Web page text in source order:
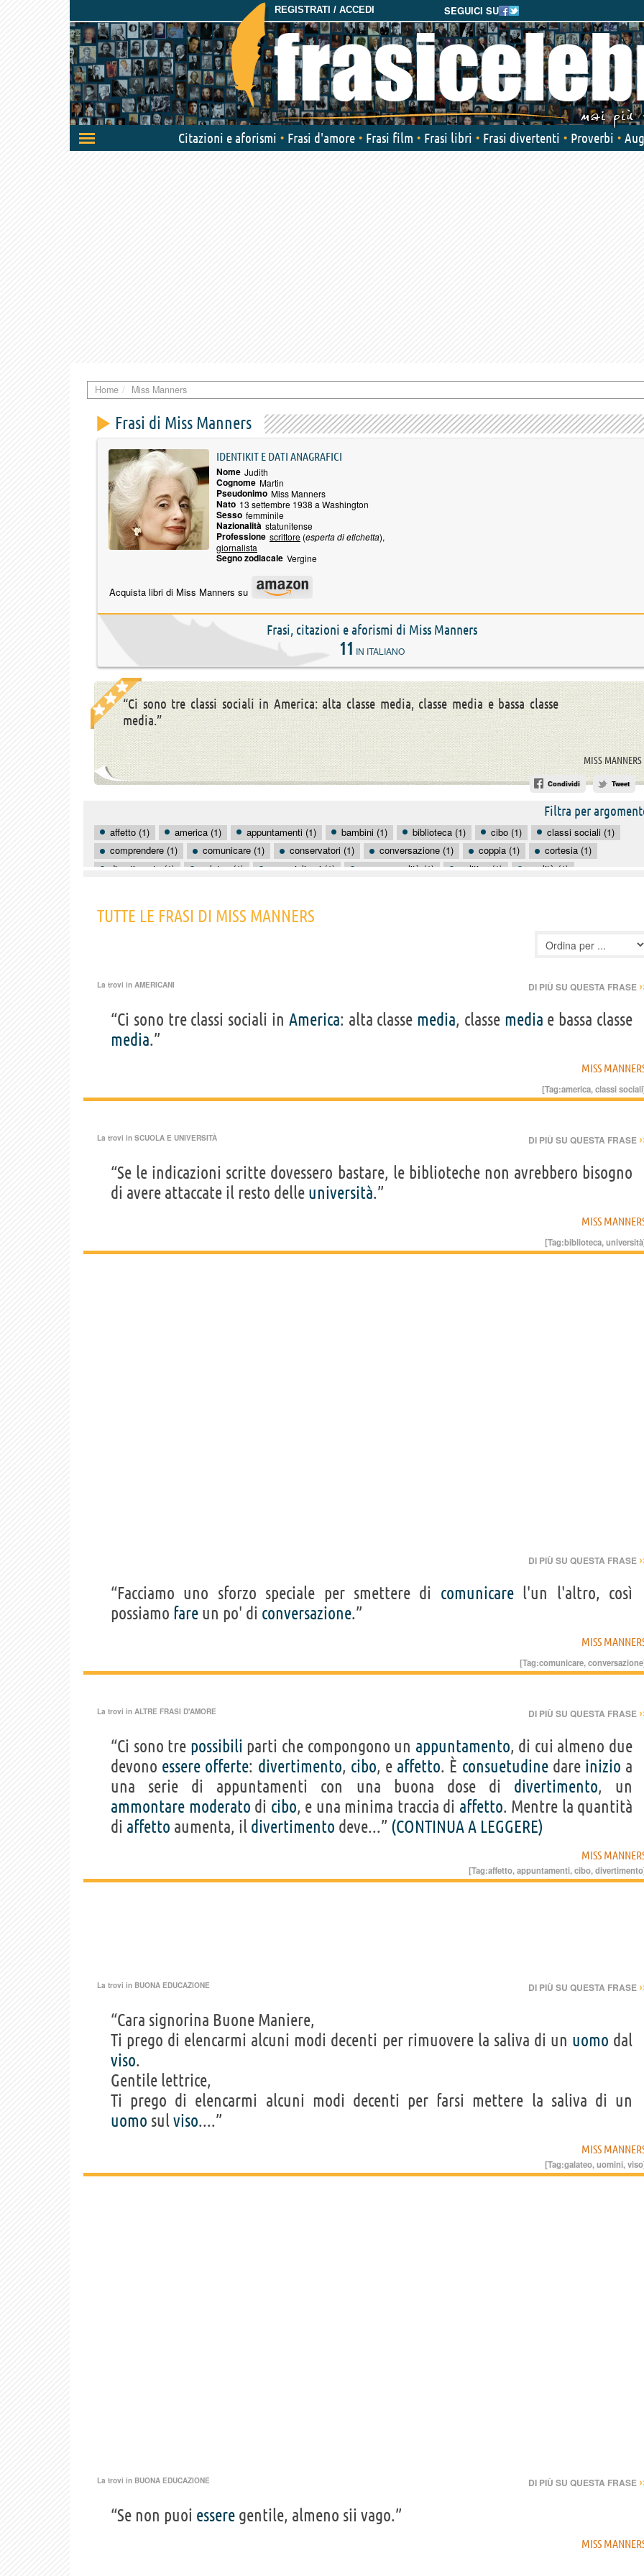
SEGUICI SU
REGISTRATI / ACCEDI
Attiva/disattiva
navigazione
Citazioni e aforismi Frasi d'amore Frasi film Frasi libri Frasi divertenti Proverbi
Home Miss Manners
Frasi di Miss Manners
IDENTIKIT E DATI ANAGRAFICI
Nome Judith
Cognome Martin
Pseudonimo Miss Manners
Nato 13 settembre 1938 a Washington
Sesso femminile
Nazionalità statunitense
Professione scrittore (esperta di etichetta),
giornalista
Segno zodiacale Vergine
Acquista libri di Miss Manners su
Frasi, citazioni e aforismi di Miss Manners
11 IN ITALIANO
“Ci sono tre classi sociali in America: alta classe media, classe media e bassa classe
media.”
MISS MANNERS
Condividi Tweet
Filtra per
affetto (1) america (1) appuntamenti (1) bambini (1) biblioteca (1) cibo (1)
classi sociali (1)
comprendere (1)
comunicare (1) conservatori (1) conversazione (1) coppia (1)
cortesia (1)
divertimento (1)
galateo (1) meravigliarsi (1) omosessualità (1) politica (1)
qualità (1)
TUTTE LE FRASI DI MISS MANNERS
La trovi in AMERICANI DI PIÙ SU QUESTA FRASE
“Ci sono tre classi sociali in America: alta classe media, classe media e bassa classe
media.”
MISS
[Tag:america,classi sociali
La trovi in SCUOLA E UNIVERSITÀ DI PIÙ SU QUESTA FRASE
“Se le indicazioni scritte dovessero bastare, le biblioteche non avrebbero bisogno
di avere attaccate il resto delle università.”
MISS
[Tag:biblioteca,università
DI PIÙ SU QUESTA FRASE
“Facciamo uno sforzo speciale per smettere di comunicarel'un l'altro, così
possiamo fare un po' di conversazione.”
MISS
[Tag:comunicare,conversazione
La trovi in ALTRE FRASI D'AMORE DI PIÙ SU QUESTA FRASE
“Ci sono tre possibili parti che compongono un appuntamento, di cui almeno due
devono essere offerte: divertimento, cibo, e affetto. È consuetudinedare inizio a
una serie di appuntamenti con una buona dose di divertimento, un
ammontare moderato di cibo, e una minima traccia di affetto. Mentre la quantità
di affetto aumenta, il divertimento deve...” (CONTINUA A LEGGERE)
MISS
[Tag:affetto,appuntamenti,cibo,divertimento
La trovi in BUONA EDUCAZIONE DI PIÙ SU QUESTA FRASE
“Cara signorina Buone Maniere,
Ti prego di elencarmi alcuni modi decenti per rimuovere la saliva di un uomo dal
viso.
Gentile lettrice,
Ti prego di elencarmi alcuni modi decenti per farsi mettere la saliva di un
uomo sulviso....”
MISS
[Tag:galateo,uomini,viso
La trovi in BUONA EDUCAZIONE DI PIÙ SU QUESTA FRASE
“Se non puoi essere gentile, almeno sii vago.”
MISS